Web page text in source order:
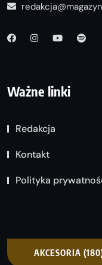
Ważne linki
Redakcja
Kontakt
Polityka
AKCESORIA